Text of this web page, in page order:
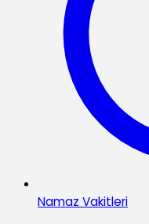
Namaz Vakitleri